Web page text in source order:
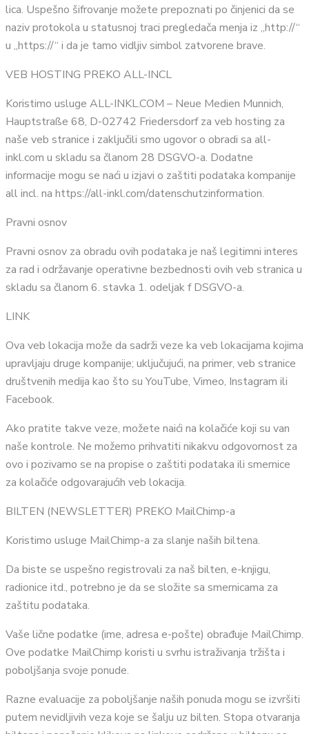
lica. Uspešno šifrovanje možete prepoznati po činjenici da se
naziv protokola u statusnoj traci pregledača menja iz „http://“
u „https://“ i da je tamo vidljiv simbol zatvorene brave.
VEB HOSTING PREKO ALL-INCL
Koristimo usluge ALL-INKL.COM – Neue Medien Munnich,
Hauptstraße 68, D-02742 Friedersdorf za veb hosting za
naše veb stranice i zaključili smo ugovor o obradi sa all-
inkl.com u skladu sa članom 28 DSGVO-a. Dodatne
informacije mogu se naći u izjavi o zaštiti podataka kompanije
all incl. na https://all-inkl.com/datenschutzinformation.
Pravni osnov
Pravni osnov za obradu ovih podataka je naš legitimni interes
za rad i održavanje operativne bezbednosti ovih veb stranica u
skladu sa članom 6. stavka 1. odeljak f DSGVO-a.
LINK
Ova veb lokacija može da sadrži veze ka veb lokacijama kojima
upravljaju druge kompanije; uključujući, na primer, veb stranice
društvenih medija kao što su YouTube, Vimeo, Instagram ili
Facebook.
Ako pratite takve veze, možete naići na kolačiće koji su van
naše kontrole. Ne možemo prihvatiti nikakvu odgovornost za
ovo i pozivamo se na propise o zaštiti podataka ili smernice
za kolačiće odgovarajućih veb lokacija.
BILTEN (NEWSLETTER) PREKO MailChimp-a
Koristimo usluge MailChimp-a za slanje naših biltena.
Da biste se uspešno registrovali za naš bilten, e-knjigu,
radionice itd., potrebno je da se složite sa smernicama za
zaštitu podataka.
Vaše lične podatke (ime, adresa e-pošte) obrađuje MailChimp.
Ove podatke MailChimp koristi u svrhu istraživanja tržišta i
poboljšanja svoje ponude.
Razne evaluacije za poboljšanje naših ponuda mogu se izvršiti
putem nevidljivih veza koje se šalju uz bilten. Stopa otvaranja